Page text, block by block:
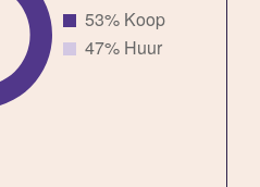
met
mechanische ventilatie
van de woning en